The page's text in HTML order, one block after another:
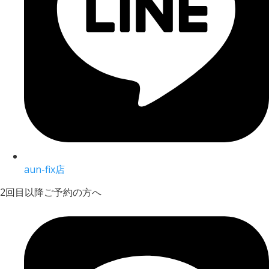
aun-fix店
2回目以降ご予約の方へ